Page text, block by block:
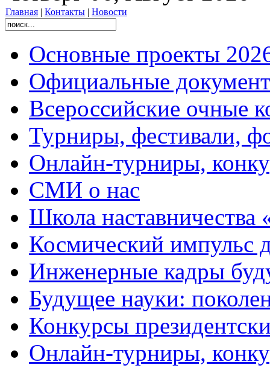
Главная | Контакты | Новости
Основные проекты
Официальные
Всероссийские очные
Турниры, фестивали,
Онлайн-турниры,
СМИ о нас
Школа
Космический импульс
Инженерные кадры
Будущее науки:
Конкурсы
Онлайн-турниры,